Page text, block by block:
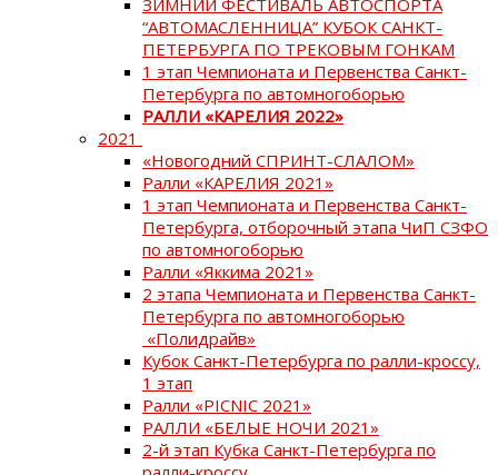
“АВТОМАСЛЕННИЦА” КУБОК САНКТ-
ПЕТЕРБУРГА ПО ТРЕКОВЫМ ГОНКАМ
1 этап Чемпионата и Первенства Санкт-
Петербурга по автомногоборью
РАЛЛИ «КАРЕЛИЯ 2022»
2021
«Новогодний СПРИНТ-СЛАЛОМ»
Ралли «КАРЕЛИЯ 2021»
1 этап Чемпионата и Первенства Санкт-
Петербурга, отборочный этапа ЧиП СЗФО
по автомногоборью
Ралли «Яккима 2021»
2 этапа Чемпионата и Первенства Санкт-
Петербурга по автомногоборью
«Полидрайв»
Кубок Санкт-Петербурга по ралли-кроссу,
1 этап
Ралли «PICNIC 2021»
РАЛЛИ «БЕЛЫЕ НОЧИ 2021»
2-й этап Кубка Санкт-Петербурга по